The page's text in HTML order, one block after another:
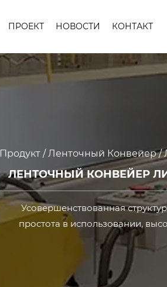
ПРОЕКТ НОВОСТИ КОНТАКТ
Продукт /Ленточный Конвейер/
ЛЕНТОЧНЫЙ КОНВЕЙЕР
Усовершенствованная
простота в использовании,